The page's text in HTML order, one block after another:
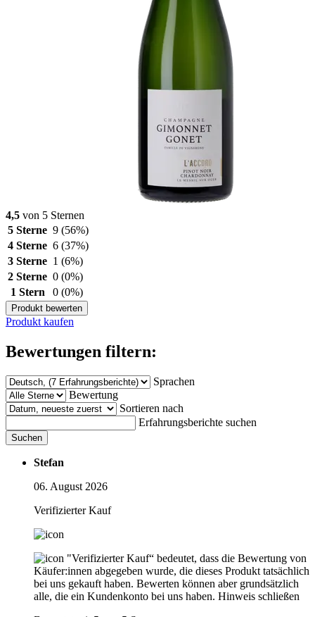
4,5 von 5 Sternen
5 Sterne 9 (56%)
4 Sterne 6 (37%)
3 Sterne 1 (6%)
2 Sterne 0 (0%)
1 Stern
0 (0%)
Produkt bewerten
Produkt kaufen
Bewertungen filtern:
Sprachen
Bewertung
Sortieren nach
Erfahrungsberichte suchen
Suchen
Stefan
06. August 2026
Verifizierter Kauf
"Verifizierter Kauf“ bedeutet, dass die Bewertung von
Käufer:innen abgegeben wurde, die dieses Produkt tatsächlich
bei uns gekauft haben. Bewerten können aber grundsätzlich
alle, die ein Kundenkonto bei uns haben. Hinweis schließen